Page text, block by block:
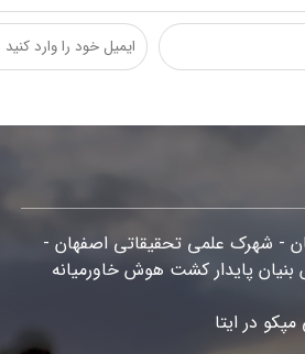
- شهرک علمی تحقیقاتی اصفهان -
پایدار کشت هوش خاورمیانه
در ایتا